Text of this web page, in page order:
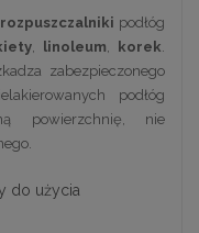
rozpuszczalniki podłóg
, linoleum, korek.
zabezpieczonego
podłóg
powierzchnię, nie
do użycia